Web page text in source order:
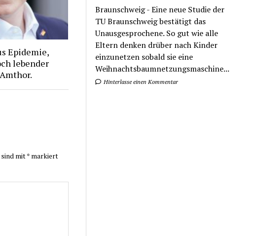
Epidemie,
lebender
mit*markiert
Braunschweig - Eine neue Studie der
TU Braunschweig bestätigt das
Unausgesprochene. So gut wie alle
Eltern denken drüber nach Kinder
einzunetzen sobald sie eine
Weihnachtsbaumnetzungsmaschine...
Hinterlasse einen Kommentar